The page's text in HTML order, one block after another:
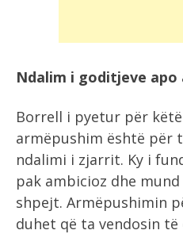
Ndalim i goditjeve apo
Borrell i pyetur për
armëpushim është për
ndalimi i zjarrit. Ky i
pak ambicioz dhe
shpejt. Armëpushimin
duhet që ta vendosin